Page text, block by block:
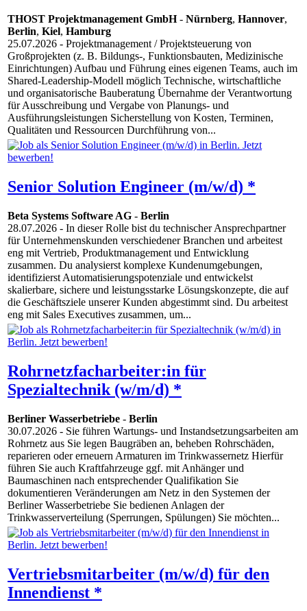
THOST Projektmanagement GmbH- Nürnberg, Hannover,
Berlin, Kiel, Hamburg
25.07.2026 - Projektmanagement / Projektsteuerung von
Großprojekten (z. B. Bildungs-, Funktionsbauten, Medizinische
Einrichtungen) Aufbau und Führung eines eigenen Teams, auch im
Shared-Leadership-Modell möglich Technische, wirtschaftliche
und organisatorische Bauberatung Übernahme der Verantwortung
für Ausschreibung und Vergabe von Planungs- und
Ausführungsleistungen Sicherstellung von Kosten, Terminen,
Qualitäten und Ressourcen Durchführung von...
Senior Solution Engineer (m/w/d) *
Beta Systems Software AG - Berlin
28.07.2026 - In dieser Rolle bist du technischer Ansprechpartner
für Unternehmenskunden verschiedener Branchen und arbeitest
eng mit Vertrieb, Produktmanagement und Entwicklung
zusammen. Du analysierst komplexe Kundenumgebungen,
identifizierst Automatisierungspotenziale und entwickelst
skalierbare, sichere und leistungsstarke Lösungskonzepte, die auf
die Geschäftsziele unserer Kunden abgestimmt sind. Du arbeitest
eng mit Sales Executives zusammen, um...
Rohrnetzfacharbeiter:in für
Spezialtechnik (w/m/d) *
Berliner Wasserbetriebe - Berlin
30.07.2026 - Sie führen Wartungs- und Instandsetzungsarbeiten am
Rohrnetz aus Sie legen Baugräben an, beheben Rohrschäden,
reparieren oder erneuern Armaturen im Trinkwassernetz Hierfür
führen Sie auch Kraftfahrzeuge ggf. mit Anhänger und
Baumaschinen nach entsprechender Qualifikation Sie
dokumentieren Veränderungen am Netz in den Systemen der
Berliner Wasserbetriebe Sie bedienen Anlagen der
Trinkwasserverteilung (Sperrungen, Spülungen) Sie möchten...
Vertriebsmitarbeiter (m/w/d) für den
Innendienst *